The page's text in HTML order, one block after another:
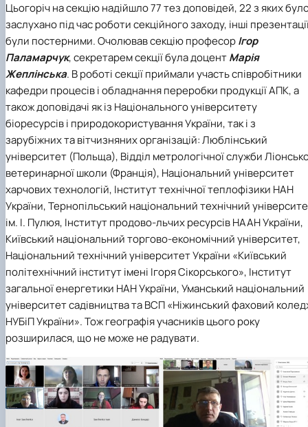
Цьогоріч на секцію надійшло 77 тез доповідей, 22 з яких
заслухано під час роботи секційного заходу, інші
були постерними. Очолював секцію професорІгор
Паламарчук, секретарем секції була доцентМарія
Жеплінська. В роботі секції приймали участь співробітники
кафедри процесів і обладнання переробки продукції АПК, а
також доповідачі як із Національного університету
біоресурсів і природокористування України, так і з
зарубіжних та вітчизняних організацій: Люблінський
університет (Польща), Відділ метрологічної служби
ветеринарної школи (Франція), Національний університет
харчових технологій, Інститут технічної теплофізики НАН
України, Тернопільський національний технічний
ім. І. Пулюя, Інститут продово-льчих ресурсів НААН України,
Київський національний торгово-економічний університет,
Національний технічний університет України «Київський
політехнічний інститут імені Ігоря Сікорського», Інститут
загальної енергетики НАН України, Уманський національний
університет садівництва та ВСП «Ніжинський фаховий
НУБіП України». Тож географія учасників цього року
розширилася, що не може не радувати.